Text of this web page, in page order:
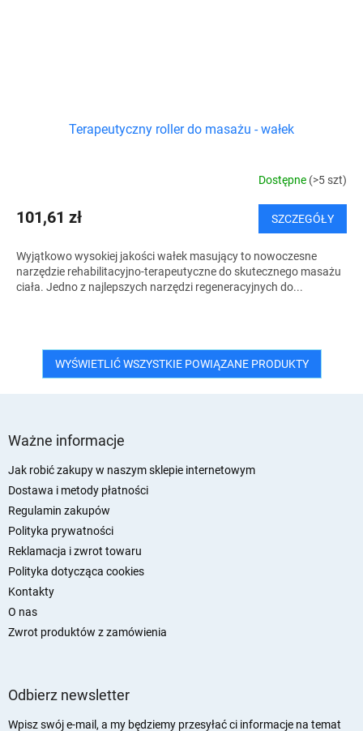
Terapeutyczny roller do masażu - wałek
Dostępne (>5 szt)
101,61 zł SZCZEGÓŁY
Wyjątkowo wysokiej jakości wałek masujący to nowoczesne
narzędzie rehabilitacyjno-terapeutyczne do skutecznego masażu
ciała. Jedno z najlepszych narzędzi regeneracyjnych do...
WYŚWIETLIĆ WSZYSTKIE POWIĄZANE PRODUKTY
Ważne informacje
Jak robić zakupy w naszym sklepie internetowym
Dostawa i metody płatności
Regulamin zakupów
Polityka prywatności
Reklamacja i zwrot towaru
Polityka dotycząca cookies
Kontakty
O nas
Zwrot produktów z zamówienia
Odbierz newsletter
Wpisz swój e-mail, a my będziemy przesyłać ci informacje na temat